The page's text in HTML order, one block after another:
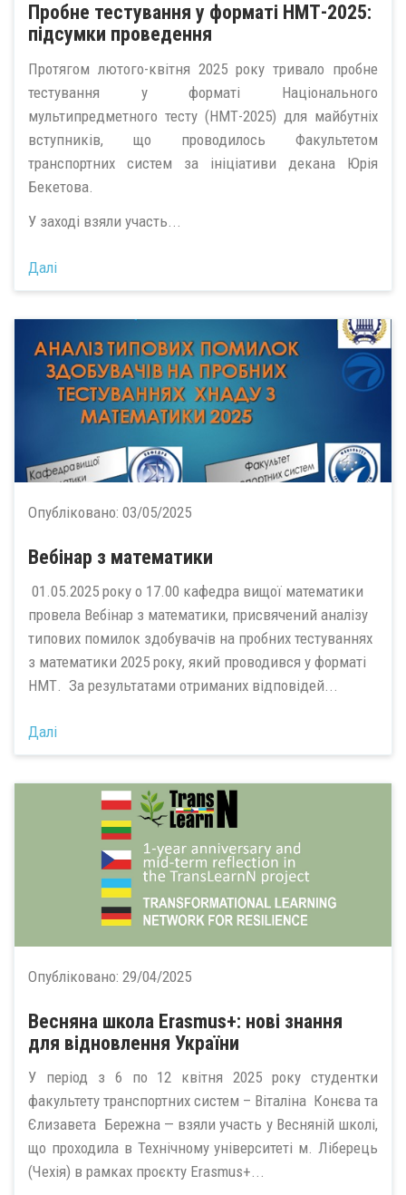
Пробне тестування у форматі НМТ-2025:
підсумки проведення
Протягом лютого-квітня 2025 року тривало пробне
тестування у форматі Національного
мультипредметного тесту (НМТ-2025) для майбутніх
вступників, що проводилось Факультетом
транспортних систем за ініціативи декана Юрія
Бекетова.
У заході взяли участь...
Далі
Опубліковано: 03/05/2025
Вебінар з математики
01.05.2025 року о 17.00 кафедра вищої математики
провела Вебінар з математики, присвячений аналізу
типових помилок здобувачів на пробних тестуваннях
з математики 2025 року, який проводився у форматі
НМТ. За результатами отриманих відповідей...
Далі
Опубліковано: 29/04/2025
Весняна школа Erasmus+: нові знання
для відновлення України
У період з 6 по 12 квітня 2025 року студентки
факультету транспортних систем – Віталіна Конєва та
Єлизавета Бережна — взяли участь у Весняній школі,
що проходила в Технічному університеті м. Ліберець
(Чехія) в рамках проєкту Erasmus+...